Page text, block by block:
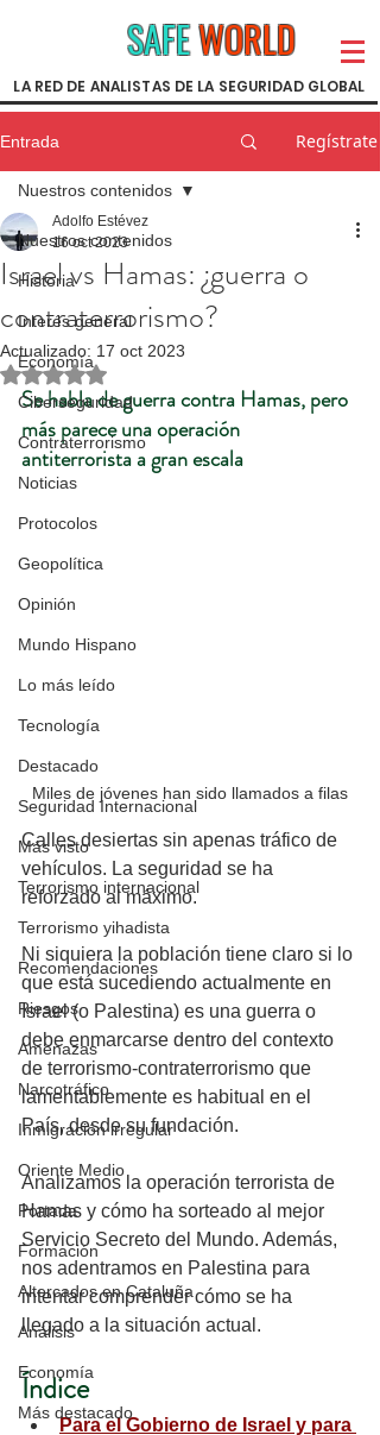
SAFEWORLD
LA RED DE ANALISTAS DE LA SEGURIDAD GLOBAL
Entrada Regístrate
Nuestros contenidos
Historia
Interés general
Economía
Ciberseguridad
Contraterrorismo
Noticias
Protocolos
Geopolítica
Opinión
Mundo Hispano
Lo más leído
Tecnología
Destacado
Seguridad Internacional
Más visto
Terrorismo internacional
Terrorismo yihadista
Recomendaciones
Riesgos
Amenazas
Narcotráfico
Inmigración irregular
Oriente Medio
Portada
Formación
Altercados en Cataluña
Análisis
Economía
Más destacado
Nuestros contenidos
Israel vs Hamas: ¿guerra o
contraterrorismo?
Adolfo Estévez
16 oct 2023
Actualizado: 17 oct 2023
Obtuvo NaN de 5 estrellas.
Se habla de guerra contra Hamas, pero
más parece una operación
antiterrorista a gran escala
Miles de jóvenes han sido llamados a filas
Calles desiertas sin apenas tráfico de
vehículos. La seguridad se ha
reforzado al máximo.
Ni siquiera la población tiene claro si lo
que está sucediendo actualmente en
Israel (o Palestina) es una guerra o
debe enmarcarse dentro del contexto
de terrorismo-contraterrorismo que
lamentablemente es habitual en el
País, desde su fundación.
Analizamos la operación terrorista de
Hamas y cómo ha sorteado al mejor
Servicio Secreto del Mundo. Además,
nos adentramos en Palestina para
intentar comprender cómo se ha
llegado a la situación actual.
Índice
Para el Gobierno de Israel y para